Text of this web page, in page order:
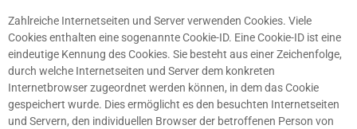
Zahlreiche Internetseiten und Server verwenden Cookies. Viele
Cookies enthalten eine sogenannte Cookie-ID. Eine Cookie-ID ist eine
eindeutige Kennung des Cookies. Sie besteht aus einer Zeichenfolge,
durch welche Internetseiten und Server dem konkreten
Internetbrowser zugeordnet werden können, in dem das Cookie
gespeichert wurde. Dies ermöglicht es den besuchten Internetseiten
und Servern, den individuellen Browser der betroffenen Person von